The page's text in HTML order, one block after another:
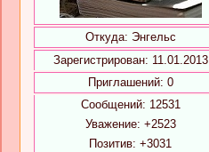
Откуда: Энгельс
Зарегистрирован: 11.01.2013
Приглашений: 0
Сообщений: 12531
Уважение: +2523
Позитив: +3031